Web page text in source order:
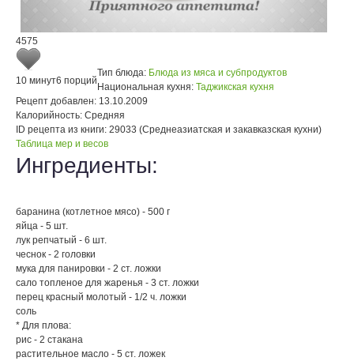
4575
10 минут6 порций
Тип блюда: Блюда из мяса и субпродуктов
Национальная кухня: Таджикская кухня
Рецепт добавлен: 13.10.2009
Калорийность: Средняя
ID рецепта из книги: 29033 (Среднеазиатская и закавказская кухни)
Таблица мер и весов
Ингредиенты:
баранина (котлетное мясо) - 500 г
яйца - 5 шт.
лук репчатый - 6 шт.
чеснок - 2 головки
мука для панировки - 2 ст. ложки
сало топленое для жаренья - 3 ст. ложки
перец красный молотый - 1/2 ч. ложки
соль
* Для плова:
рис - 2 стакана
растительное масло - 5 ст. ложек